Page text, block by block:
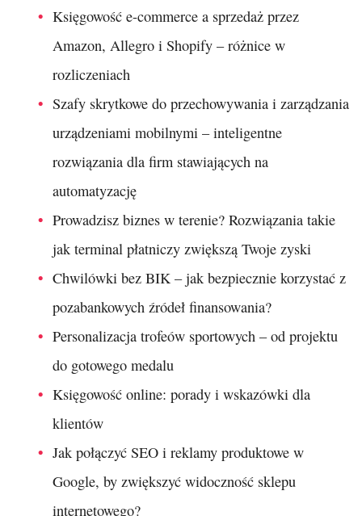
Księgowość e-commerce a sprzedaż przez
Amazon, Allegro i Shopify – różnice w
rozliczeniach
Szafy skrytkowe do przechowywania i zarządzania
urządzeniami mobilnymi – inteligentne
rozwiązania dla firm stawiających na
automatyzację
Prowadzisz biznes w terenie? Rozwiązania takie
jak terminal płatniczy zwiększą Twoje zyski
Chwilówki bez BIK – jak bezpiecznie korzystać z
pozabankowych źródeł finansowania?
Personalizacja trofeów sportowych – od projektu
do gotowego medalu
Księgowość online: porady i wskazówki dla
klientów
Jak połączyć SEO i reklamy produktowe w
Google, by zwiększyć widoczność sklepu
internetowego?